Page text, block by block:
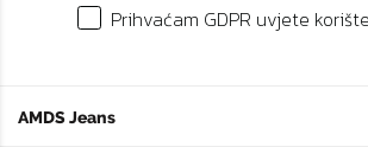
AMDS Jeans
Prihvaćam GDPR uvjete